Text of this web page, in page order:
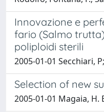
Innovazione e
fario (Salmo
poliploidi sterili
2005-01-01 Secchiari,
Selection of new
2005-01-01 Magaia, H.